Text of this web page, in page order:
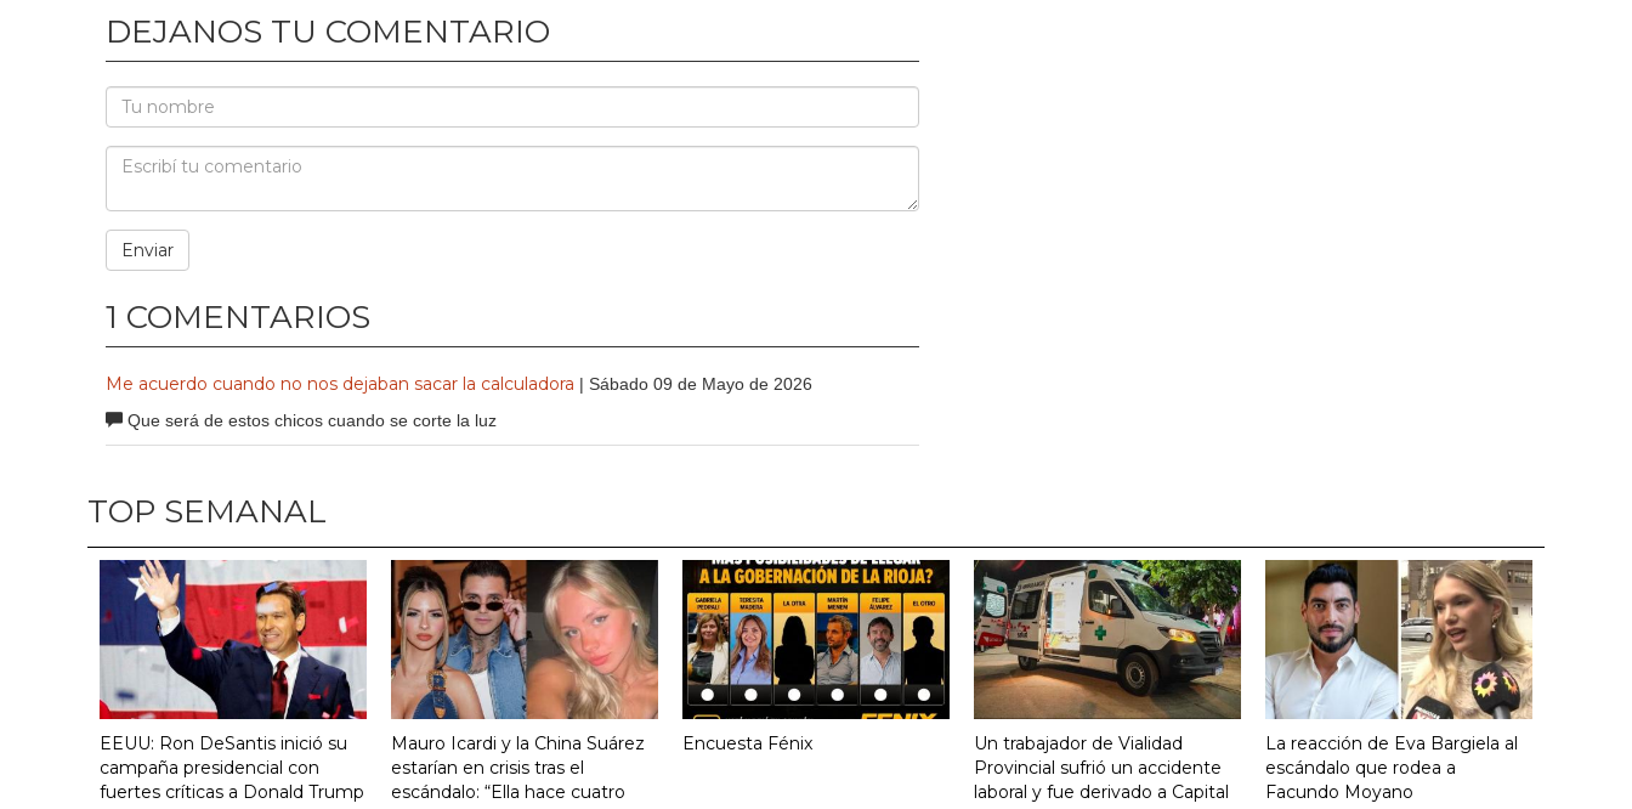
DEJANOS TU COMENTARIO
1 COMENTARIOS
Me acuerdo cuando no nos dejaban sacar la calculadora | Sábado 09 de Mayo de 2026
Que será de estos chicos cuando se corte la luz
TOP SEMANAL
EEUU: Ron DeSantis inició su
campaña presidencial con
fuertes críticas a Donald Trump
Mauro Icardi y la China Suárez
estarían en crisis tras el
escándalo: “Ella hace cuatro
Encuesta Fénix
Un trabajador de Vialidad
Provincial sufrió un accidente
laboral y fue derivado a Capital
La reacción de Eva Bargiela al
escándalo que rodea a
Facundo Moyano